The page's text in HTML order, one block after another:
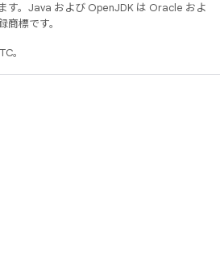
す。Java および OpenJDK は Oracle およ
標です。
。